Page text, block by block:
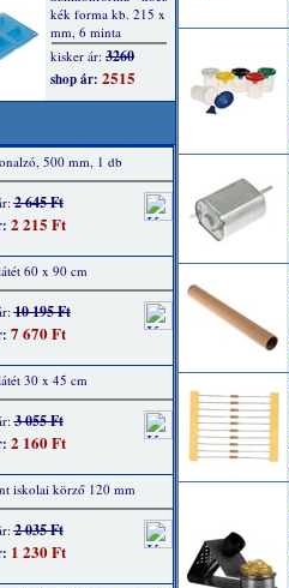
500 mm, 1 db
2 645 Ft
2 215 Ft
60 x 90 cm
10 195 Ft
7 670 Ft
30 x 45 cm
3 055 Ft
2 160 Ft
iskolai körző 120 mm
2 035 Ft
1 230 Ft